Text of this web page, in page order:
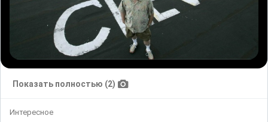
Показать полностью (2)
Интересное